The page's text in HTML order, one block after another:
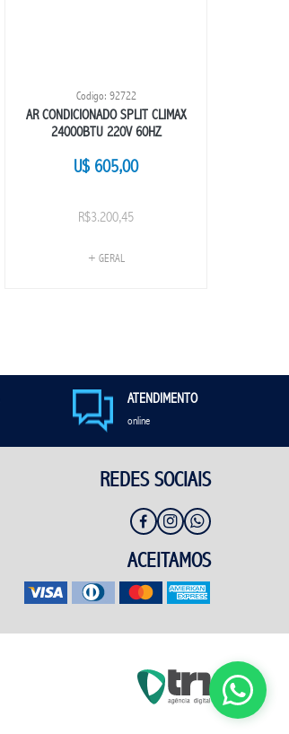
Codigo: 92722
AR CONDICIONADO SPLIT CLIMAX
24000BTU 220V 60HZ
U$ 605,00
R$3.200,45
+ GERAL
ATENDIMENTO
online
REDES SOCIAIS
ACEITAMOS